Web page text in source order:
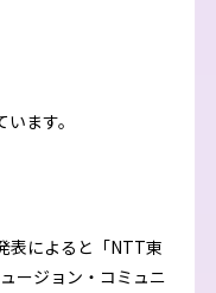
ます。
表によると「NTT東
ージョン・コミュニ